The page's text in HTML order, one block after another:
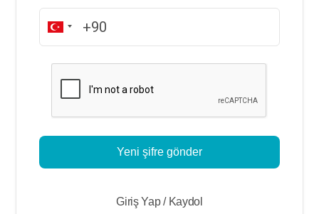
Yeni şifre gönder
Giriş Yap / Kaydol